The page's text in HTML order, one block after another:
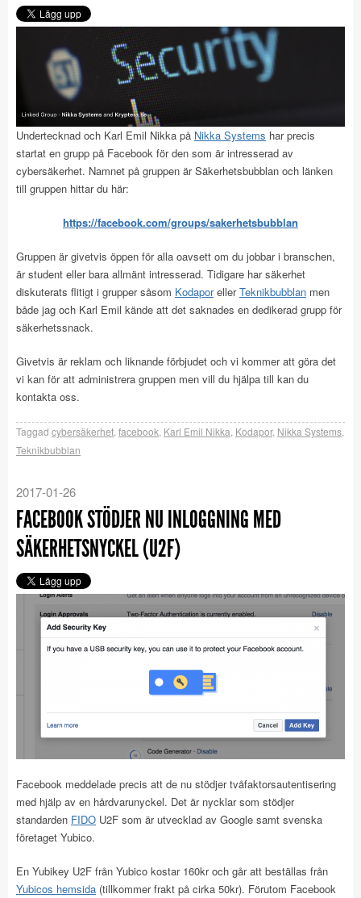
Undertecknad och Karl Emil Nikka på Nikka Systems har precis
startat en grupp på Facebook för den som är intresserad av
cybersäkerhet. Namnet på gruppen är Säkerhetsbubblan och länken
till gruppen hittar du här:
https://facebook.com/groups/sakerhetsbubblan
Gruppen är givetvis öppen för alla oavsett om du jobbar i branschen,
är student eller bara allmänt intresserad. Tidigare har säkerhet
diskuterats flitigt i grupper såsom KodaporellerTeknikbubblan men
både jag och Karl Emil kände att det saknades en dedikerad grupp för
säkerhetssnack.
Givetvis är reklam och liknande förbjudet och vi kommer att göra det
vi kan för att administrera gruppen men vill du hjälpa till kan du
kontakta oss.
Taggad cybersäkerhet facebook Karl Emil Nikka Kodapor, Nikka Systems
Teknikbubblan
2017-01-26
FACEBOOK STÖDJER NU INLOGGNING MED
SÄKERHETSNYCKEL (U2F)
Facebook meddelade precis att de nu stödjer tvåfaktorsautentisering
med hjälp av en hårdvarunyckel. Det är nycklar som stödjer
standarden FIDO U2F som är utvecklad av Google samt svenska
företaget Yubico.
En Yubikey U2F från Yubico kostar 160kr och går att beställas från
Yubicos hemsida (tillkommer frakt på cirka 50kr). Förutom Facebook